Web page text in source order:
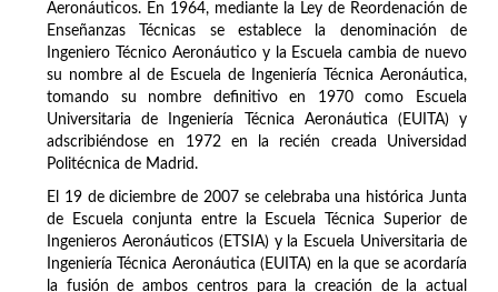
Aeronáuticos. En 1964, mediante la Ley de Reordenación de
Enseñanzas Técnicas se establece la denominación de
Ingeniero Técnico Aeronáutico y la Escuela cambia de nuevo
su nombre al de Escuela de Ingeniería Técnica Aeronáutica,
tomando su nombre definitivo en 1970 como Escuela
Universitaria de Ingeniería Técnica Aeronáutica (EUITA) y
adscribiéndose en 1972 en la recién creada Universidad
Politécnica de Madrid.
El 19 de diciembre de 2007 se celebraba una histórica Junta
de Escuela conjunta entre la Escuela Técnica Superior de
Ingenieros Aeronáuticos (ETSIA) y la Escuela Universitaria de
Ingeniería Técnica Aeronáutica (EUITA) en la que se acordaría
la fusión de ambos centros para la creación de la actual